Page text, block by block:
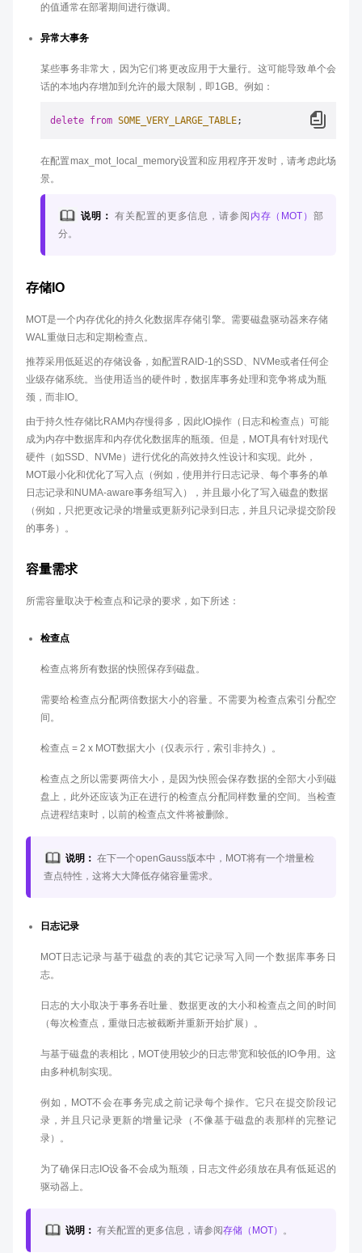
的值通常在部署期间进行微调。
异常大事务
某些事务非常大，因为它们将更改应用于大量行。这可能导致单个会
话的本地内存增加到允许的最大限制，即1GB。例如：
delete from SOME_VERY_LARGE_TABLE
在配置max_mot_local_memory设置和应用程序开发时，请考虑此场
景。
说明： 有关配置的更多信息，请参阅 内存（MOT）部
分。
存储IO
MOT是一个内存优化的持久化数据库存储引擎。需要磁盘驱动器来存储
WAL重做日志和定期检查点。
推荐采用低延迟的存储设备，如配置RAID-1的SSD、NVMe或者任何企
业级存储系统。当使用适当的硬件时，数据库事务处理和竞争将成为瓶
颈，而非IO。
由于持久性存储比RAM内存慢得多，因此IO操作（日志和检查点）可能
成为内存中数据库和内存优化数据库的瓶颈。但是，MOT具有针对现代
硬件（如SSD、NVMe）进行优化的高效持久性设计和实现。此外，
MOT最小化和优化了写入点（例如，使用并行日志记录、每个事务的单
日志记录和NUMA-aware事务组写入），并且最小化了写入磁盘的数据
（例如，只把更改记录的增量或更新列记录到日志，并且只记录提交阶段
的事务）。
容量需求
所需容量取决于检查点和记录的要求，如下所述：
检查点
检查点将所有数据的快照保存到磁盘。
需要给检查点分配两倍数据大小的容量。不需要为检查点索引分配空
间。
检查点 = 2 x MOT数据大小（仅表示行，索引非持久）。
检查点之所以需要两倍大小，是因为快照会保存数据的全部大小到磁
盘上，此外还应该为正在进行的检查点分配同样数量的空间。当检查
点进程结束时，以前的检查点文件将被删除。
说明： 在下一个openGauss版本中，MOT将有一个增量检
查点特性，这将大大降低存储容量需求。
日志记录
MOT日志记录与基于磁盘的表的其它记录写入同一个数据库事务日
志。
日志的大小取决于事务吞吐量、数据更改的大小和检查点之间的时间
（每次检查点，重做日志被截断并重新开始扩展）。
与基于磁盘的表相比，MOT使用较少的日志带宽和较低的IO争用。这
由多种机制实现。
例如，MOT不会在事务完成之前记录每个操作。它只在提交阶段记
录，并且只记录更新的增量记录（不像基于磁盘的表那样的完整记
录）。
为了确保日志IO设备不会成为瓶颈，日志文件必须放在具有低延迟的
驱动器上。
说明： 有关配置的更多信息，请参阅存储（MOT） 。